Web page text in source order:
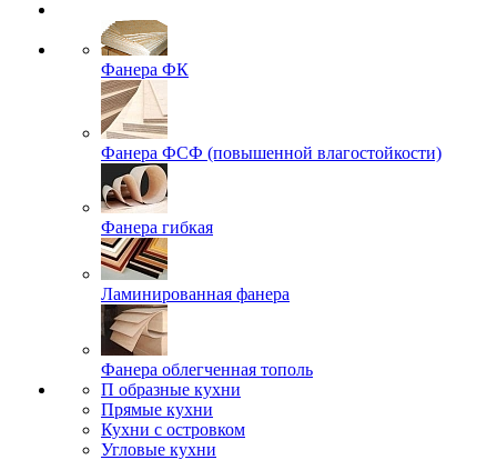
Фанера ФК
Фанера ФСФ (повышенной влагостойкости)
Фанера гибкая
Ламинированная фанера
Фанера облегченная тополь
П образные кухни
Прямые кухни
Кухни с островком
Угловые кухни